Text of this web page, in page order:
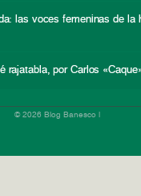
las voces femeninas de la
rajatabla, por Carlos
© 2026 Blog Banesco |